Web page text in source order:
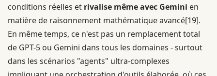
conditions réelles et rivalise même avec Gemini en
matière de raisonnement mathématique avancé[19].
En même temps, ce n'est pas un remplacement total
de GPT-5 ou Gemini dans tous les domaines - surtout
dans les scénarios "agents" ultra-complexes